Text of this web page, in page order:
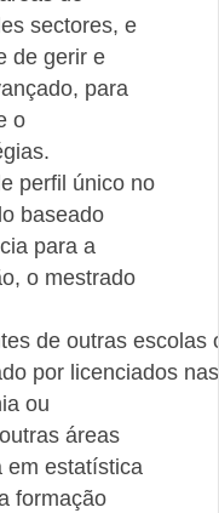
sectores, e
de gerir e
para
o
perfil único no
baseado
para a
o mestrado
de outras escolas
por licenciados nas
ou
áreas
em estatística
formação